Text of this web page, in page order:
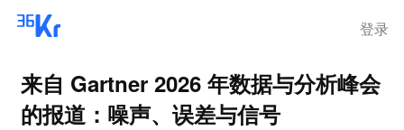
登录
来自 Gartner 2026 年数据与分析峰会
的报道：噪声、误差与信号